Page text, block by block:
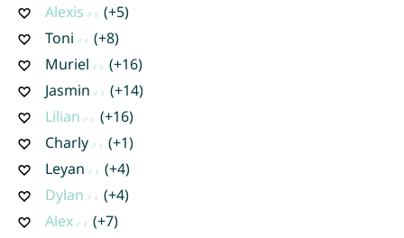
Alexis
(+5)
Toni
(+8)
Muriel
(+16)
Jasmin
(+14)
Lilian
(+16)
Charly
(+1)
Leyan
(+4)
Dylan
(+4)
Alex
(+7)